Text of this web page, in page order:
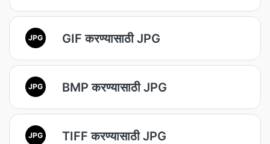
JPG GIF करण्यासाठी JPG
JPG BMP करण्यासाठी JPG
JPG TIFF करण्यासाठी JPG